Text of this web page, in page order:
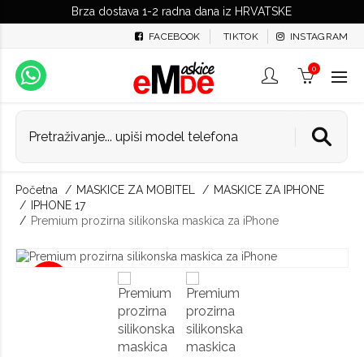
Brza dostava 1-2 radna dana iz HRVATSKE
FACEBOOK TIKTOK INSTAGRAM
0
Početna MASKICE ZA MOBITEL
MASKICE ZA IPHONE
IPHONE 17
Premium prozirna silikonska maskica za iPhone